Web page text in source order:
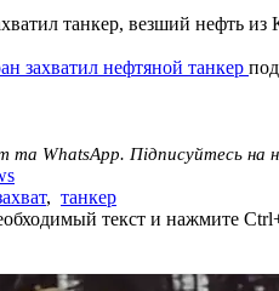
танкер, везший нефть
захватил нефтяной танкер
та WhatsApp. Підписуйтесь на
, танкер
текст и нажмите